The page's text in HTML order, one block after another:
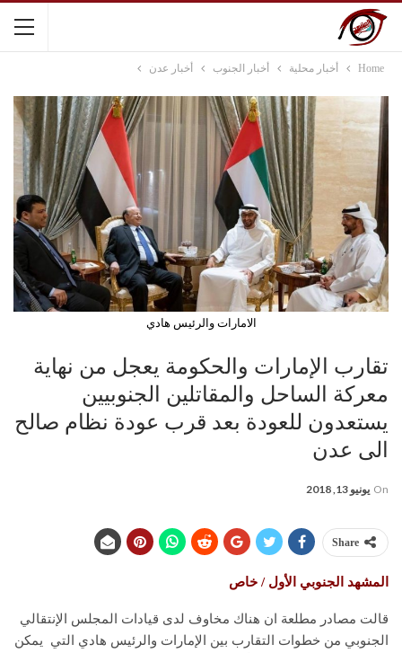
Home أخبار محلية أخبار الجنوب أخبار عدن
الامارات والرئيس هادي
تقارب الإمارات والحكومة يعجل من نهاية
معركة الساحل والمقاتلين الجنوبيين
يستعدون للعودة بعد قرب عودة نظام صالح
الى عدن
On يونيو 13, 2018
Share
المشهد الجنوبي الأول / خاص
قالت مصادر مطلعة ان هناك مخاوف لدى قيادات المجلس الإنتقالي
الجنوبي من خطوات التقارب بين الإمارات والرئيس هادي التي يمكن